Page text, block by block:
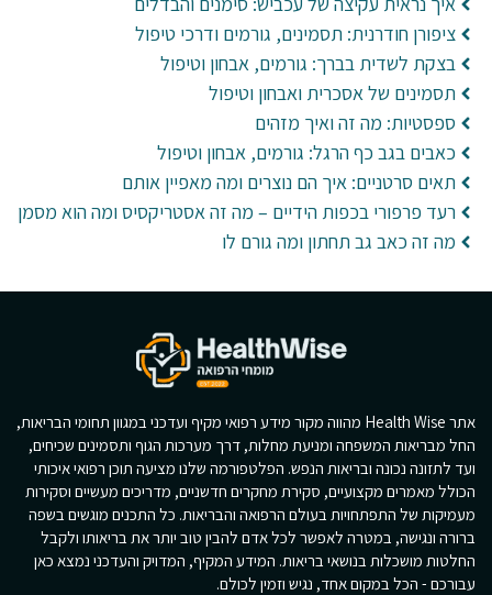
ציפורן חודרנית: תסמינים, גורמים ודרכי טיפול
בצקת לשדית בברך: גורמים, אבחון וטיפול
תסמינים של אסכרית ואבחון וטיפול
ספסטיות: מה זה ואיך מזהים
כאבים בגב כף הרגל: גורמים, אבחון וטיפול
תאים סרטניים: איך הם נוצרים ומה מאפיין אותם
רעד פרפורי בכפות הידיים – מה זה אסטריקסיס ומה הוא מסמן
מה זה כאב גב תחתון ומה גורם לו
אתר Health Wise מהווה מקור מידע רפואי מקיף ועדכני במגוון תחומי הבריאות,
החל מבריאות המשפחה ומניעת מחלות, דרך מערכות הגוף ותסמינים שכיחים,
ועד לתזונה נכונה ובריאות הנפש. הפלטפורמה שלנו מציעה תוכן רפואי איכותי
הכולל מאמרים מקצועיים, סקירת מחקרים חדשניים, מדריכים מעשיים וסקירות
מעמיקות של התפתחויות בעולם הרפואה והבריאות. כל התכנים מוגשים בשפה
ברורה ונגישה, במטרה לאפשר לכל אדם להבין טוב יותר את בריאותו ולקבל
החלטות מושכלות בנושאי בריאות. המידע המקיף, המדויק והעדכני נמצא כאן
עבורכם - הכל במקום אחד, נגיש וזמין לכולם.